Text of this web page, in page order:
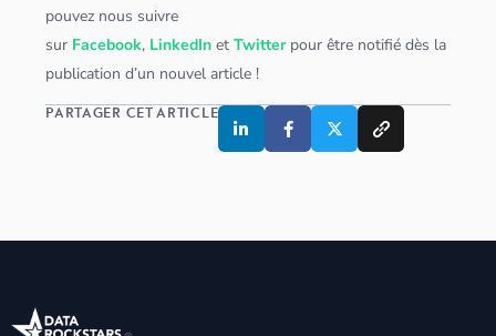
pouvez nous suivre
sur Facebook, LinkedIn etTwitter pour être notifié dès la
publication d’un nouvel article !
PARTAGER CET ARTICLE